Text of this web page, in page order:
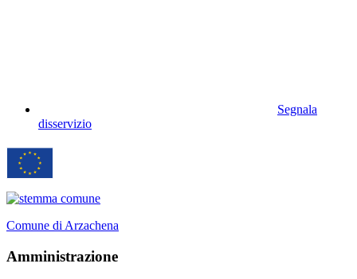
Segnala
disservizio
Comune di Arzachena
Amministrazione